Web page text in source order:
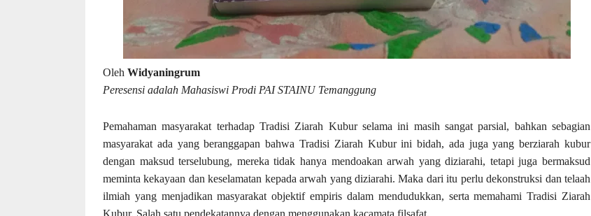
Oleh Widyaningrum
Peresensi adalah Mahasiswi Prodi PAI STAINU Temanggung
Pemahaman masyarakat terhadap Tradisi Ziarah Kubur selama ini masih sangat parsial, bahkan sebagian
masyarakat ada yang beranggapan bahwa Tradisi Ziarah Kubur ini bidah, ada juga yang berziarah kubur
dengan maksud terselubung, mereka tidak hanya mendoakan arwah yang diziarahi, tetapi juga bermaksud
meminta kekayaan dan keselamatan kepada arwah yang diziarahi. Maka dari itu perlu dekonstruksi dan telaah
ilmiah yang menjadikan masyarakat objektif empiris dalam mendudukkan, serta memahami Tradisi Ziarah
Kubur. Salah satu pendekatannya dengan menggunakan kacamata filsafat.